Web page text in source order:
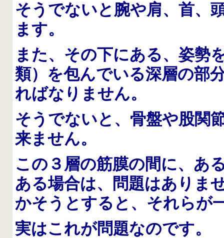
そうでないと腕や肩、首、
ます。
また、その下にある、姿勢
類）を包んでいる深層の部
ればなりません。
そうでないと、骨盤や股関
来ません。
この３層の筋膜の間に、あ
ある場合は、問題はありま
かそうとすると、それらが
実はこれが問題なのです。